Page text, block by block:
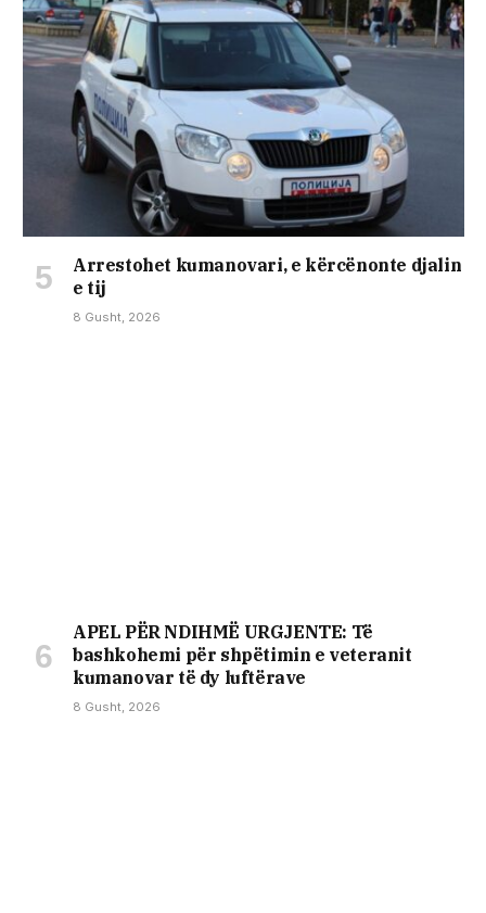
Arrestohet kumanovari, e kërcënonte djalin
e tij
8 Gusht, 2026
APEL PËR NDIHMË URGJENTE: Të
bashkohemi për shpëtimin e veteranit
kumanovar të dy luftërave
8 Gusht, 2026